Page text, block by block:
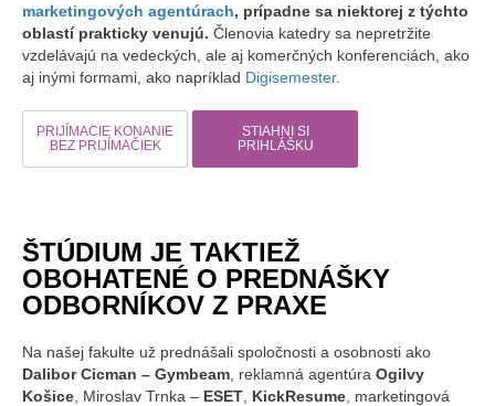
marketingových agentúrach, prípadne sa niektorej z týchto
oblastí prakticky venujú. Členovia katedry sa nepretržite
vzdelávajú na vedeckých, ale aj komerčných konferenciách, ako
aj inými formami, ako napríklad Digisemester.
PRIJÍMACIE KONANIE
BEZ PRIJÍMAČIEK
STIAHNI SI
PRIHLÁŠKU
ŠTÚDIUM JE TAKTIEŽ
OBOHATENÉ O PREDNÁŠKY
ODBORNÍKOV Z PRAXE
Na našej fakulte už prednášali spoločnosti a osobnosti ako
Dalibor Cicman – Gymbeam , reklamná agentúra Ogilvy
Košice , Miroslav Trnka – ESET KickResume , marketingová